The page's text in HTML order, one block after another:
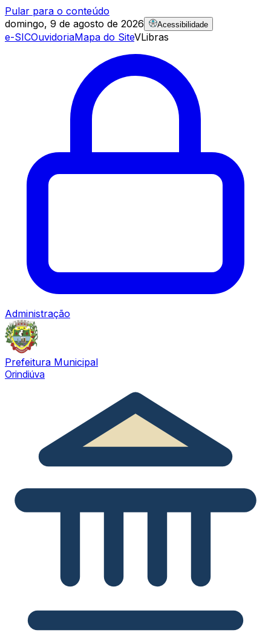
Pular para o conteúdo
domingo, 9 de agosto de 2026
Acessibilidade
e-SICOuvidoriaMapa do SiteVLibras
Administração
Prefeitura Municipal
Orindiúva